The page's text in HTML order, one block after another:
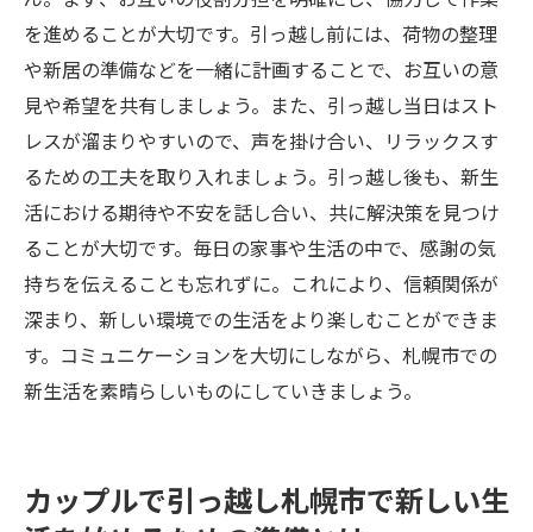
を進めることが大切です。引っ越し前には、荷物の整理
や新居の準備などを一緒に計画することで、お互いの意
見や希望を共有しましょう。また、引っ越し当日はスト
レスが溜まりやすいので、声を掛け合い、リラックスす
るための工夫を取り入れましょう。引っ越し後も、新生
活における期待や不安を話し合い、共に解決策を見つけ
ることが大切です。毎日の家事や生活の中で、感謝の気
持ちを伝えることも忘れずに。これにより、信頼関係が
深まり、新しい環境での生活をより楽しむことができま
す。コミュニケーションを大切にしながら、札幌市での
新生活を素晴らしいものにしていきましょう。
カップルで引っ越し札幌市で新しい生